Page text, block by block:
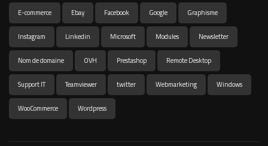
E-commerce Ebay Facebook Google Graphisme
Instagram Linkedin Microsoft Modules Newsletter
Nom de domaine OVH Prestashop Remote Desktop
Support IT Teamviewer twitter Webmarketing Windows
WooCommerce Wordpress